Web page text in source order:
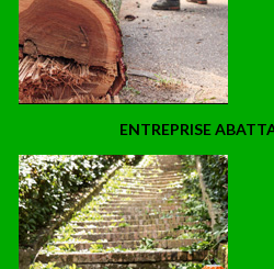
ENTREPRISE